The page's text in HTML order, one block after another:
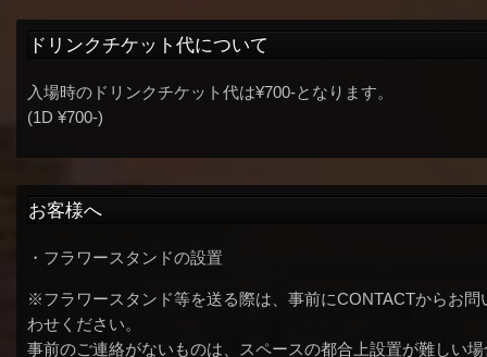
ドリンクチケット代について
入場時のドリンクチケット代は¥700-となります。
(1D ¥700-)
お客様へ
・フラワースタンドの設置
※フラワースタンド等を送る際は、事前にCONTACTからお問
わせください。
事前のご連絡がないものは、スペースの都合上設置が難しい場